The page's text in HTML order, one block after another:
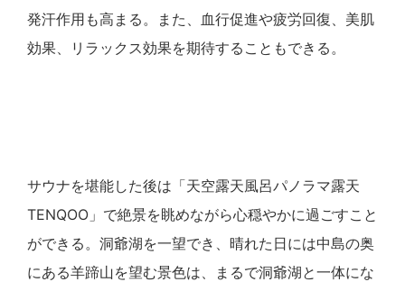
発汗作用も高まる。また、血行促進や疲労回復、美肌
効果、リラックス効果を期待することもできる。
サウナを堪能した後は「天空露天風呂パノラマ露天
TENQOO」で絶景を眺めながら心穏やかに過ごすこと
ができる。洞爺湖を一望でき、晴れた日には中島の奥
にある羊蹄山を望む景色は、まるで洞爺湖と一体にな